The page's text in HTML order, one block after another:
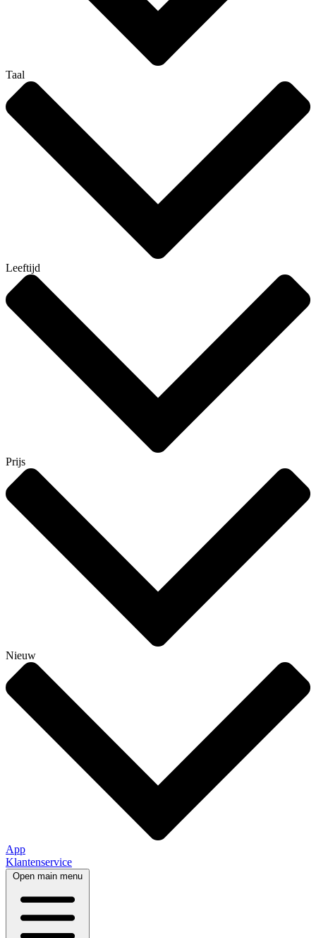
Taal
Leeftijd
Prijs
Nieuw
App
Klantenservice
Open main menu